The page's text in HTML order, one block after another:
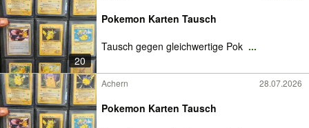
20
Pokemon Karten Tausch
Tausch gegen gleichwertige Pok ...
Achern 28.07.2026
Pokemon Karten Tausch